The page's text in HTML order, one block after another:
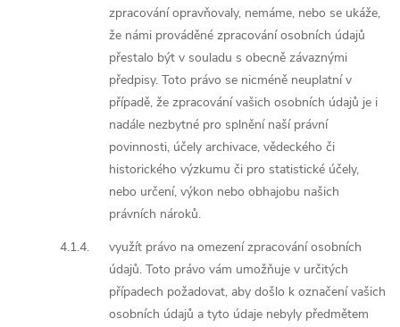
zpracování opravňovaly, nemáme, nebo se ukáže,
že námi prováděné zpracování osobních údajů
přestalo být v souladu s obecně závaznými
předpisy. Toto právo se nicméně neuplatní v
případě, že zpracování vašich osobních údajů je i
nadále nezbytné pro splnění naší právní
povinnosti, účely archivace, vědeckého či
historického výzkumu či pro statistické účely,
nebo určení, výkon nebo obhajobu našich
právních nároků.
4.1.4.
využít právo na omezení zpracování osobních
údajů. Toto právo vám umožňuje v určitých
případech požadovat, aby došlo k označení vašich
osobních údajů a tyto údaje nebyly předmětem